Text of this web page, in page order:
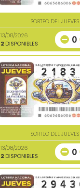
SORTEO DEL JUEVES
13/08/2026
2 DISPONIBLES 0
SORTEO DEL JUEVES
13/08/2026
2 DISPONIBLES 0